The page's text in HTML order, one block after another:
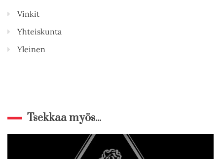
Vinkit
Yhteiskunta
Yleinen
Tsekkaa myös...